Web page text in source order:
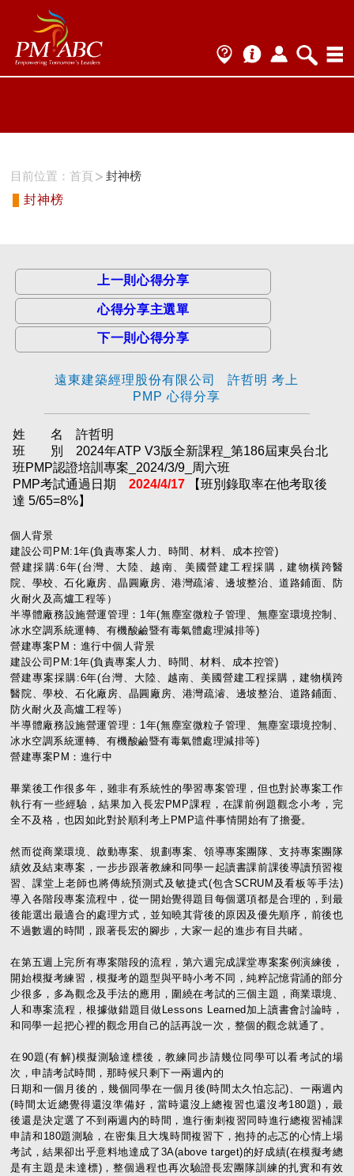
ProName1=
Scategory=1
ProName2=PMP
Scategory=1
目前位置：首頁
封神榜
封神榜
上一則心得分享
心得分享主選單
下一則心得分享
遠東建築經理股份有限公司 許哲明 考上
PMP 心得分享
姓 名 許哲明
班 別 2024年ATP V3版全新課程_第186屆東吳台北
班PMP認證培訓專案_2024/3/9_周六班
PMP考試通過日期2024/4/17 【班別錄取率在他考取後
達 5/65=8%】
個人背景
建設公司PM:1年(負責專案人力、時間、材料、成本控管)
營建採購:6年(台灣、大陸、越南、美國營建工程採購，建物橫跨醫
院、學校、石化廠房、晶圓廠房、港灣疏濬、邊坡整治、道路鋪面、防
火耐火及高爐工程等）
半導體廠務設施營運管理：1年(無塵室微粒子管理、無塵室環境控制、
冰水空調系統運轉、有機酸鹼暨有毒氣體處理減排等)
營建專案PM：進行中個人背景
建設公司PM:1年(負責專案人力、時間、材料、成本控管)
營建專案採購:6年(台灣、大陸、越南、美國營建工程採購，建物橫跨
醫院、學校、石化廠房、晶圓廠房、港灣疏濬、邊坡整治、道路鋪面、
防火耐火及高爐工程等）
半導體廠務設施營運管理：1年(無塵室微粒子管理、無塵室環境控制、
冰水空調系統運轉、有機酸鹼暨有毒氣體處理減排等)
營建專案PM：進行中
畢業後工作很多年，雖非有系統性的學習專案管理，但也對於專案工作
執行有一些經驗，結果加入長宏PMP課程，在課前例題觀念小考，完
全不及格，也因如此對於順利考上PMP這件事情開始有了擔憂。
然而從商業環境、啟動專案、規劃專案、領導專案團隊、支持專案團隊
績效及結束專案，一步步跟著教練和同學一起讀書課前課後導讀預習複
習、課堂上老師也將傳統預測式及敏捷式(包含SCRUM及看板等手法)
導入各階段專案流程中，從一開始覺得題目每個選項都是合理的，到最
後能選出最適合的處理方式，並知曉其背後的原因及優先順序，前後也
不過數週的時間，跟著長宏的腳步，大家一起的進步有目共睹。
在第五週上完所有專案階段的流程，第六週完成課堂專案案例演練後，
開始模擬考練習，模擬考的題型與平時小考不同，純粹記憶背誦的部分
少很多，多為觀念及手法的應用，圍繞在考試的三個主題，商業環境、
人和專案流程，根據做錯題目做Lessons Learned加上讀書會討論時，
和同學一起把心裡的觀念用自己的話再說一次，整個的觀念就通了。
在90題(有解)模擬測驗達標後，教練同步請幾位同學可以看考試的場
次，申請考試時間，那時候只剩下一兩週內的
日期和一個月後的，幾個同學在一個月後(時間太久怕忘記)、一兩週內
(時間太近總覺得還沒準備好，當時還沒上總複習也還沒考180題)，最
後還是決定選了不到兩週內的時間，進行衝刺複習同時進行總複習補課
申請和180題測驗，在密集且大塊時間複習下，抱持的忐忑的心情上場
考試，結果卻出乎意料地達成了3A(above target)的好成績(在模擬考總
是有主題是未達標)，整個過程也再次驗證長宏團隊訓練的扎實和有效